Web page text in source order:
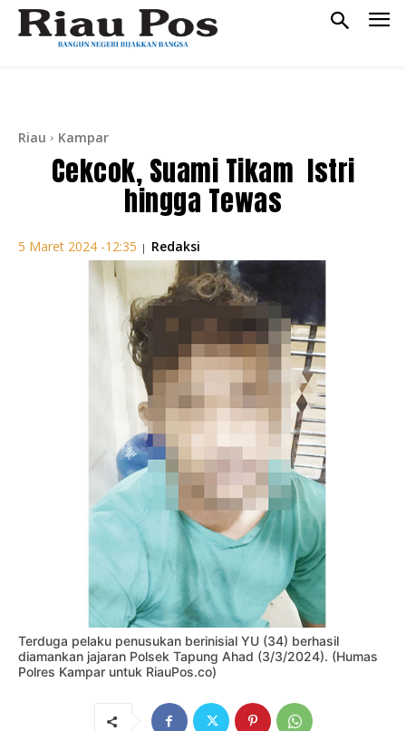
Riau Kampar
Cekcok, Suami Tikam Istri
hingga Tewas
5 Maret 2024 -12:35 | Redaksi
Terduga pelaku penusukan berinisial YU (34) berhasil
diamankan jajaran Polsek Tapung Ahad (3/3/2024). (Humas
Polres Kampar untuk RiauPos.co)